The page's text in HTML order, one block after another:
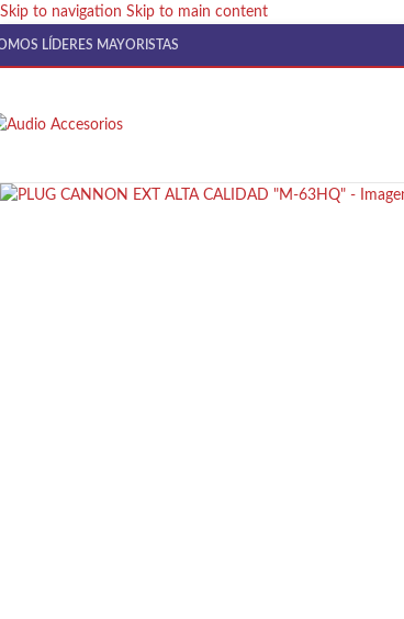
Skip to navigation Skip to main content
LÍDERES MAYORISTAS